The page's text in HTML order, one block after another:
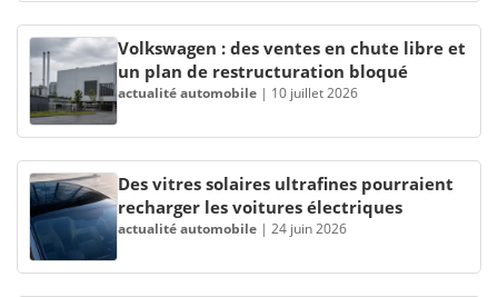
Volkswagen : des ventes en chute libre et
un plan de restructuration bloqué
actualité automobile | 10 juillet 2026
Des vitres solaires ultrafines pourraient
recharger les voitures électriques
actualité automobile | 24 juin 2026